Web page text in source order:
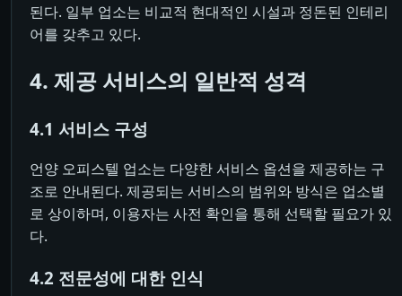
된다. 일부 업소는 비교적 현대적인 시설과 정돈된 인테리
어를 갖추고 있다.
4. 제공 서비스의 일반적 성격
4.1 서비스 구성
언양 오피스텔 업소는 다양한 서비스 옵션을 제공하는 구
조로 안내된다. 제공되는 서비스의 범위와 방식은 업소별
로 상이하며, 이용자는 사전 확인을 통해 선택할 필요가 있
다.
4.2 전문성에 대한 인식